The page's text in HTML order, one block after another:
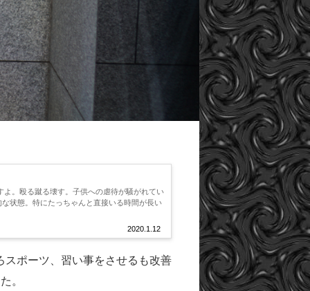
2020.1.12
状態。特にたっちゃんと直接いる時間が長い
ポーツ、習い事をさせるも改善
。